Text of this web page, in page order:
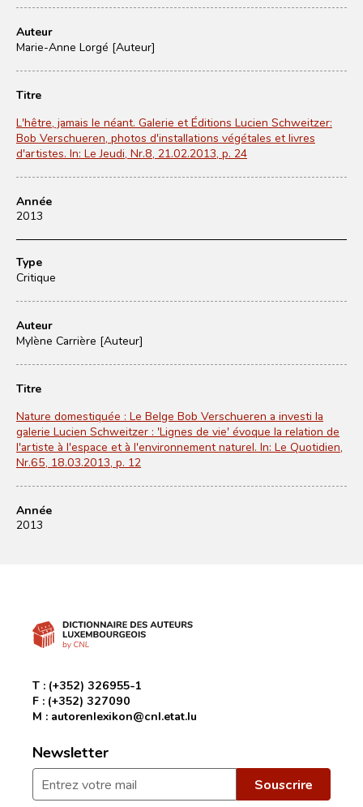
Auteur
Marie-Anne Lorgé [Auteur]
Titre
L'hêtre, jamais le néant. Galerie et Éditions Lucien Schweitzer:
Bob Verschueren, photos d'installations végétales et livres
d'artistes. In: Le Jeudi, Nr.8, 21.02.2013, p. 24
Année
2013
Type
Critique
Auteur
Mylène Carrière [Auteur]
Titre
Nature domestiquée : Le Belge Bob Verschueren a investi la
galerie Lucien Schweitzer : 'Lignes de vie' évoque la relation de
l'artiste à l'espace et à l'environnement naturel. In: Le Quotidien,
Nr.65, 18.03.2013, p. 12
Année
2013
T : (+352) 326955-1
F : (+352) 327090
M : autorenlexikon@cnl.etat.lu
Newsletter